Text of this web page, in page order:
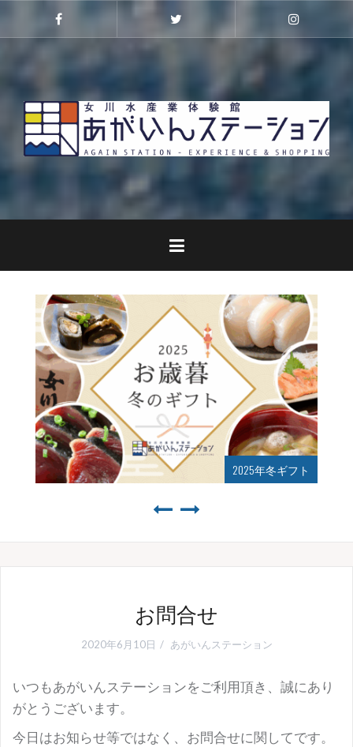
プ
Twitter
2025年冬ギフト
お問合せ
2020年6月10日 あがいんステーション
いつもあがいんステーションをご利用頂き、誠にあり
がとうございます。
今日はお知らせ等ではなく、お問合せに関してです。